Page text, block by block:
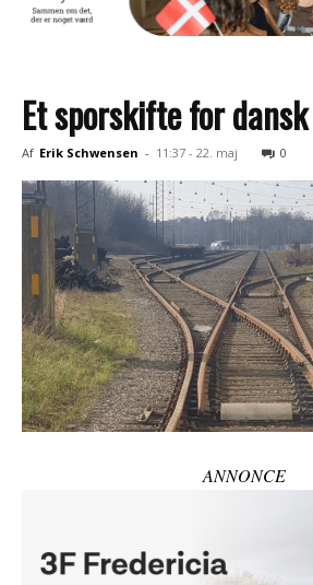
Et sporskifte for
Af Erik Schwensen - 11:37 - 22. maj 0
ANNONCE